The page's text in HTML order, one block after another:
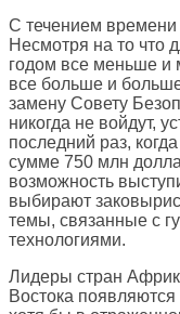
С течением времени
Несмотря на то что
годом все меньше и
все больше и
замену Совету
никогда не войдут,
последний раз,
сумме 750 млн
возможность
выбирают
темы, связанные с
технологиями.
Лидеры стран
Востока появляются